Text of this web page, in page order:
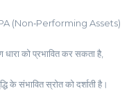
(Non‑Performing Assets)
को प्रभावित कर सकता है,
के संभावित स्रोत को दर्शाती है।